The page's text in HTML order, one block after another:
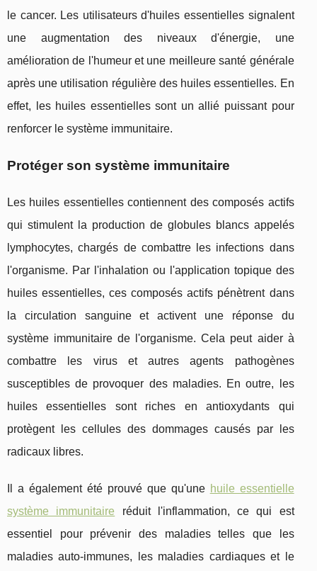
le cancer. Les utilisateurs d'huiles essentielles signalent
une augmentation des niveaux d'énergie, une
amélioration de l'humeur et une meilleure santé générale
après une utilisation régulière des huiles essentielles. En
effet, les huiles essentielles sont un allié puissant pour
renforcer le système immunitaire.
Protéger son système immunitaire
Les huiles essentielles contiennent des composés actifs
qui stimulent la production de globules blancs appelés
lymphocytes, chargés de combattre les infections dans
l'organisme. Par l'inhalation ou l'application topique des
huiles essentielles, ces composés actifs pénètrent dans
la circulation sanguine et activent une réponse du
système immunitaire de l'organisme. Cela peut aider à
combattre les virus et autres agents pathogènes
susceptibles de provoquer des maladies. En outre, les
huiles essentielles sont riches en antioxydants qui
protègent les cellules des dommages causés par les
radicaux libres.
Il a également été prouvé que qu'une huile essentielle
système immunitaire réduit l'inflammation, ce qui est
essentiel pour prévenir des maladies telles que les
maladies auto-immunes, les maladies cardiaques et le